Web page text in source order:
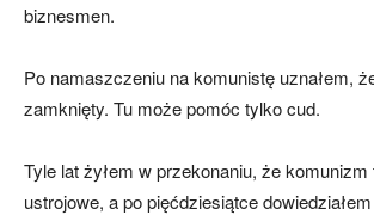
biznesmen.
Po namaszczeniu na komunistę uznałem,
zamknięty. Tu może pomóc tylko cud.
Tyle lat żyłem w przekonaniu, że komunizm
ustrojowe, a po pięćdziesiątce